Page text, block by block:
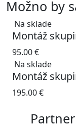
Možno by
Na sklade
Montáž
95.00€
Na sklade
Montáž
195.00€